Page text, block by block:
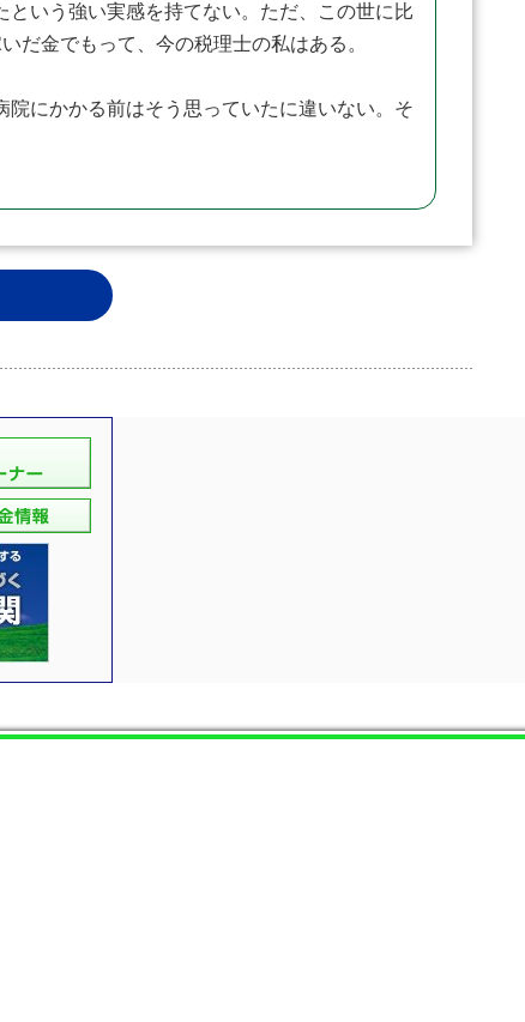
いう強い実感を持てない。ただ、この世に比
だ金でもって、今の税理士の私はある。
にかかる前はそう思っていたに違いない。そ